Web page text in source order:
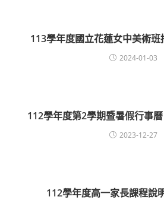
113學年度國立花蓮女中美術
2024-01-03
112學年度第2學期暨暑假行事
2023-12-27
112學年度高一家長課程說